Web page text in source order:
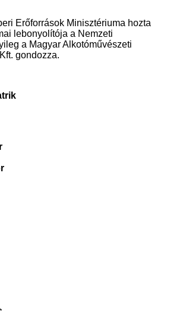
Erőforrások Minisztériuma hozta
lebonyolítója a Nemzeti
a Magyar Alkotóművészeti
gondozza.